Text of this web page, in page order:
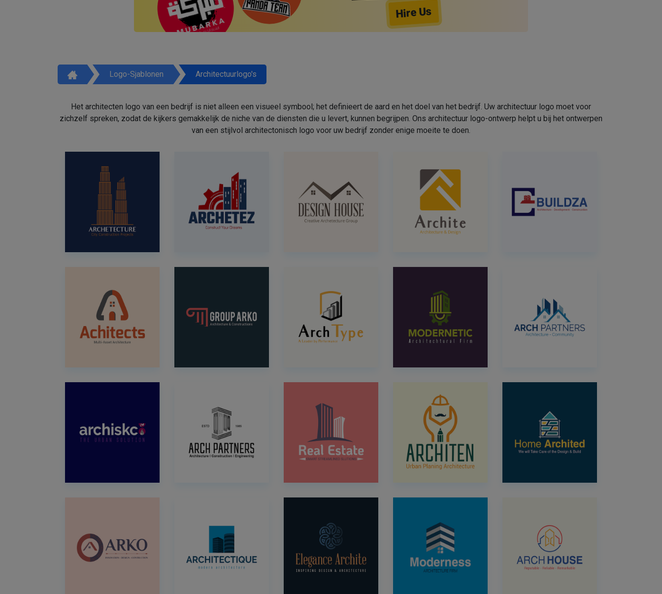
Hire Us
Logo-Sjablonen Architectuurlogo's
Het architecten logo van een bedrijf is niet alleen een visueel symbool; het definieert de aard en het doel van het bedrijf. Uw architectuur logo moet voor
zichzelf spreken, zodat de kijkers gemakkelijk de niche van de diensten die u levert, kunnen begrijpen. Ons architectuur logo-ontwerp helpt u bij het ontwerpen
van een stijlvol architectonisch logo voor uw bedrijf zonder enige moeite te doen.